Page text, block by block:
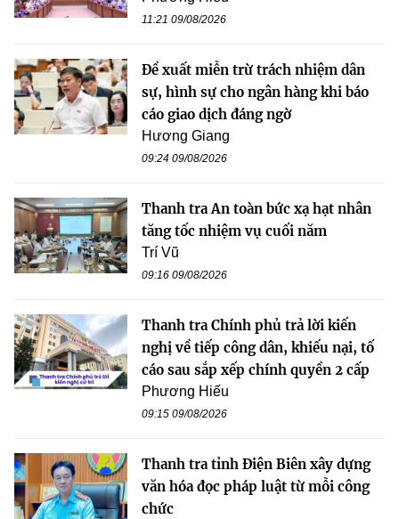
11:21 09/08/2026
Đề xuất miễn trừ trách nhiệm dân
sự, hình sự cho ngân hàng khi báo
cáo giao dịch đáng ngờ
Hương Giang
09:24 09/08/2026
Thanh tra An toàn bức xạ hạt nhân
tăng tốc nhiệm vụ cuối năm
Trí Vũ
09:16 09/08/2026
Thanh tra Chính phủ trả lời kiến
nghị về tiếp công dân, khiếu nại, tố
cáo sau sắp xếp chính quyền 2 cấp
Phương Hiếu
09:15 09/08/2026
Thanh tra tỉnh Điện Biên xây dựng
văn hóa đọc pháp luật từ mỗi công
chức